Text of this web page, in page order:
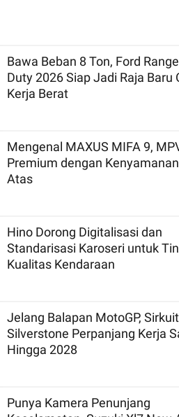
Bawa Beban 8 Ton, Ford
Duty 2026 Siap Jadi Raja Baru
Kerja Berat
Mengenal MAXUS MIFA 9,
Premium dengan
Atas
Hino Dorong Digitalisasi dan
Standarisasi Karoseri untuk
Kualitas Kendaraan
Jelang Balapan MotoGP, Sirkuit
Silverstone Perpanjang Kerja
Hingga 2028
Punya Kamera Penunjang